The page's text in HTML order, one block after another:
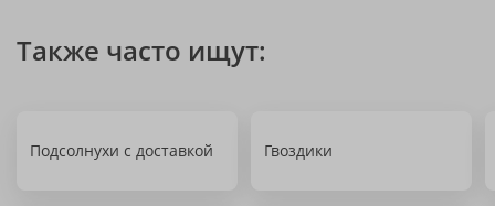
Также часто ищут:
Подсолнухи с доставкой Гвоздики